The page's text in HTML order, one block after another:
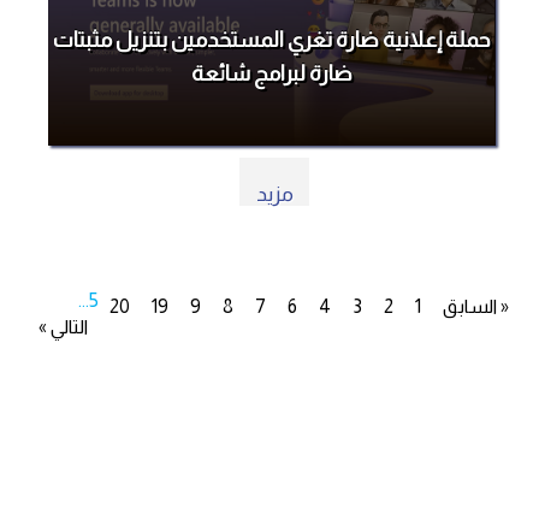
حملة إعلانية ضارة تغري المستخدمين بتنزيل مثبتات
ضارة لبرامج شائعة
مزيد
« السابق 1
2
3
4
5 6
7
8
9
... 19
20
التالي »